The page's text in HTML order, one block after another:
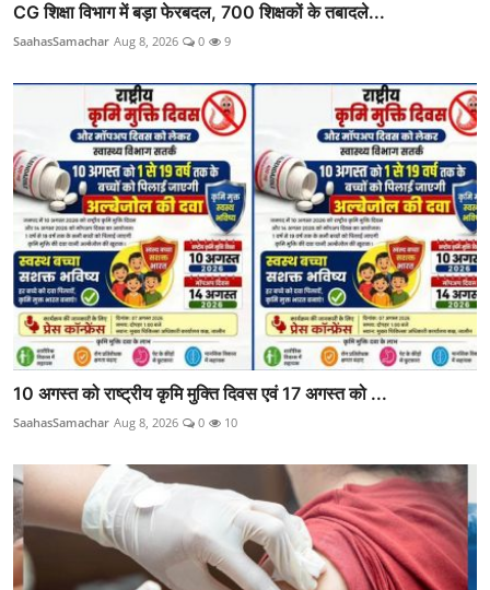
CG शिक्षा विभाग में बड़ा फेरबदल, 700 शिक्षकों के तबादले...
SaahasSamachar Aug 8, 2026 0 9
10 अगस्त को राष्ट्रीय कृमि मुक्ति दिवस एवं 17 अगस्त को ...
SaahasSamachar Aug 8, 2026 0 10